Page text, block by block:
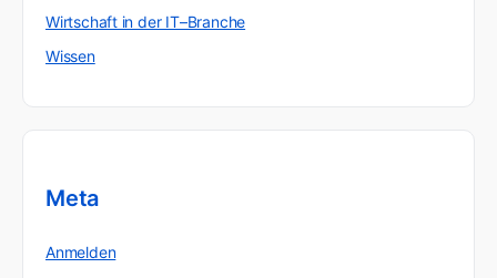
Wirtschaft in der IT–Branche
Wissen
Meta
Anmelden